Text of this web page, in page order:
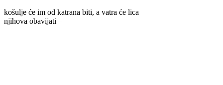
košulje će im od katrana biti, a vatra će lica
njihova obavijati –